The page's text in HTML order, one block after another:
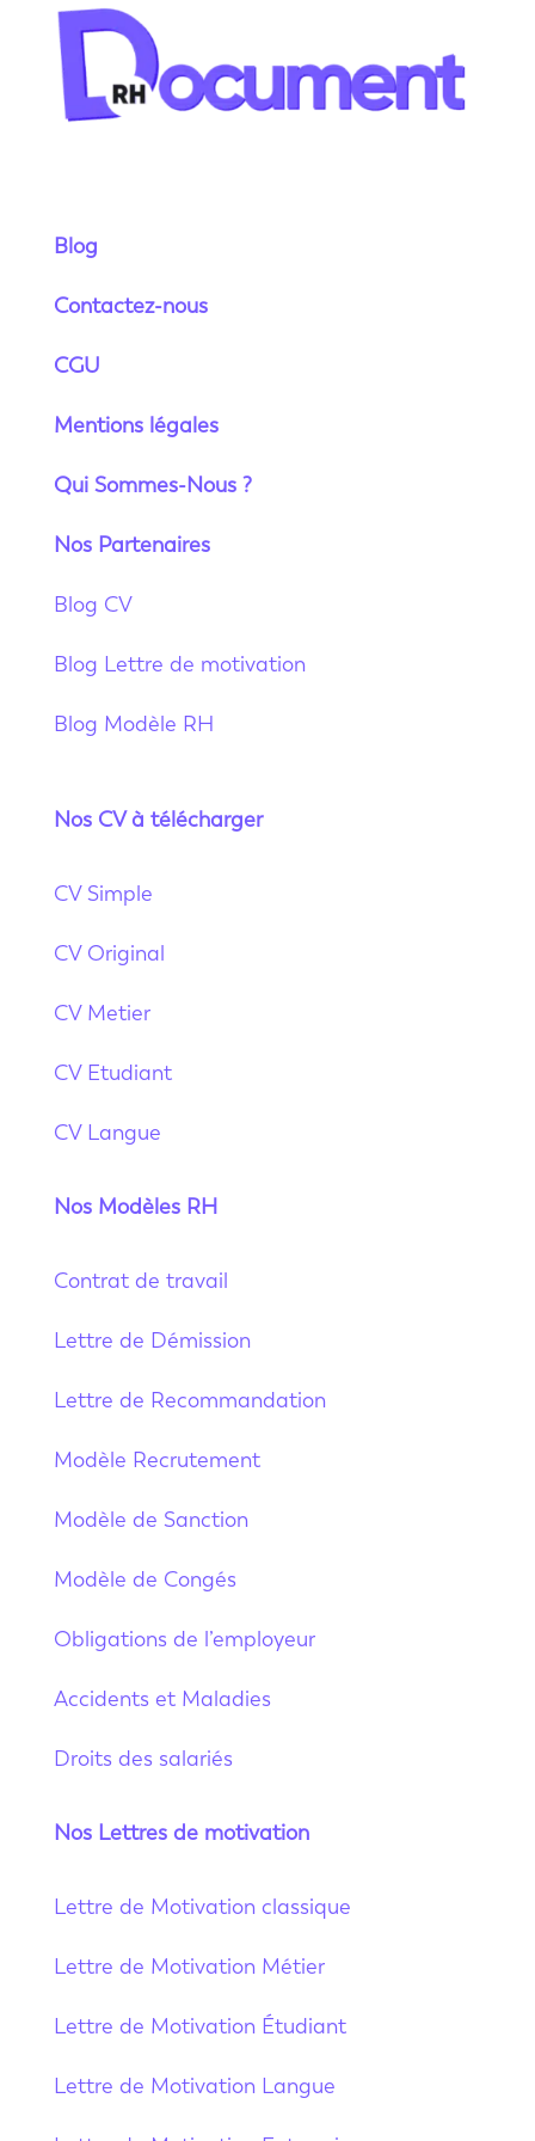
Blog
Contactez-nous
CGU
Mentions légales
Qui Sommes-Nous ?
Nos Partenaires
Blog CV
Blog Lettre de motivation
Blog Modèle RH
Nos CV à télécharger
CV Simple
CV Original
CV Metier
CV Etudiant
CV Langue
Nos Modèles RH
Contrat de travail
Lettre de Démission
Lettre de Recommandation
Modèle Recrutement
Modèle de Sanction
Modèle de Congés
Obligations de l’employeur
Accidents et Maladies
Droits des salariés
Nos Lettres de motivation
Lettre de Motivation classique
Lettre de Motivation Métier
Lettre de Motivation Étudiant
Lettre de Motivation Langue